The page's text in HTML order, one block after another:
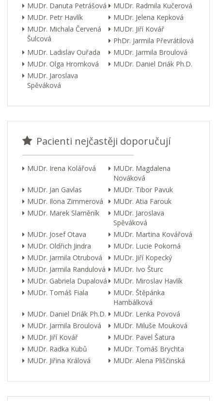
MUDr. Danuta Petrášová
MUDr. Radmila Kučerová
MUDr. Petr Havlík
MUDr. Jelena Kepková
MUDr. Michala Červená
Šulcová
MUDr. Jiří Kovář
PhDr. Jarmila Převrátilová
MUDr. Ladislav Ouřada
MUDr. Jarmila Broulová
MUDr. Olga Hromková
MUDr. Daniel Driák Ph.D.
MUDr. Jaroslava
Spěváková
Pacienti nejčastěji doporučují
MUDr. Irena Kolářová
MUDr. Magdalena
Nováková
MUDr. Jan Gavlas
MUDr. Tibor Pavuk
MUDr. Ilona Zimmerová
MUDr. Atia Farouk
MUDr. Marek Slaměník
MUDr. Jaroslava
Spěváková
MUDr. Josef Otava
MUDr. Martina Kovářová
MUDr. Oldřich Jindra
MUDr. Lucie Pokorná
MUDr. Jarmila Otrubová
MUDr. Jiří Kopecký
MUDr. Jarmila Randulová
MUDr. Ivo Šturc
MUDr. Gabriela Dupalová
MUDr. Miroslav Havlík
MUDr. Tomáš Fiala
MUDr. Štěpánka
Hambálková
MUDr. Daniel Driák Ph.D.
MUDr. Lenka Povová
MUDr. Jarmila Broulová
MUDr. Miluše Mouková
MUDr. Jiří Kovář
MUDr. Pavel Šatura
MUDr. Radka Kubů
MUDr. Tomáš Brychta
MUDr. Jiřina Králová
MUDr. Alena Pliščinská